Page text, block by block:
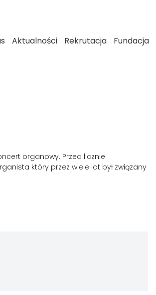
Aktualności Rekrutacja Fundacja
organowy. Przed licznie
który przez wiele lat był związany